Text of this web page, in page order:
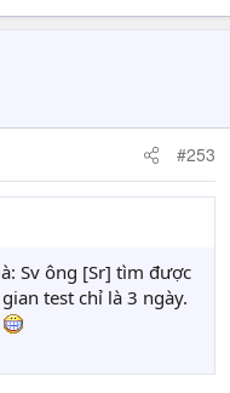
#253
Sv ông [Sr] tìm được
test chỉ là 3 ngày.